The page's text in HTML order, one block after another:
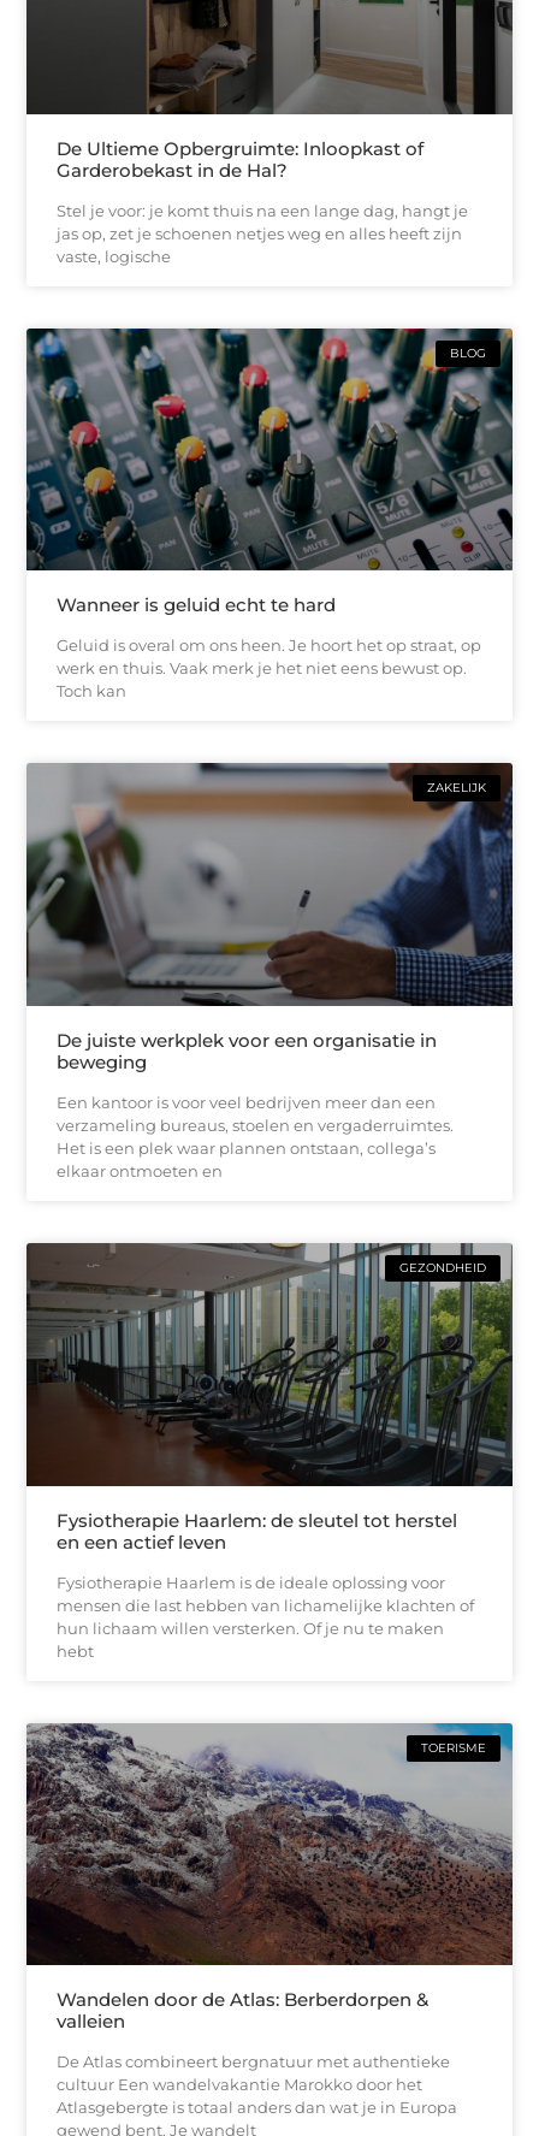
De Ultieme Opbergruimte: Inloopkast of
Garderobekast in de Hal?
Stel je voor: je komt thuis na een lange dag, hangt je
jas op, zet je schoenen netjes weg en alles heeft zijn
vaste, logische
BLOG
Wanneer is geluid echt te hard
Geluid is overal om ons heen. Je hoort het op straat, op
werk en thuis. Vaak merk je het niet eens bewust op.
Toch kan
ZAKELIJK
De juiste werkplek voor een organisatie in
beweging
Een kantoor is voor veel bedrijven meer dan een
verzameling bureaus, stoelen en vergaderruimtes.
Het is een plek waar plannen ontstaan, collega’s
elkaar ontmoeten en
GEZONDHEID
Fysiotherapie Haarlem: de sleutel tot herstel
en een actief leven
Fysiotherapie Haarlem is de ideale oplossing voor
mensen die last hebben van lichamelijke klachten of
hun lichaam willen versterken. Of je nu te maken
hebt
TOERISME
Wandelen door de Atlas: Berberdorpen &
valleien
De Atlas combineert bergnatuur met authentieke
cultuur Een wandelvakantie Marokko door het
Atlasgebergte is totaal anders dan wat je in Europa
gewend bent. Je wandelt